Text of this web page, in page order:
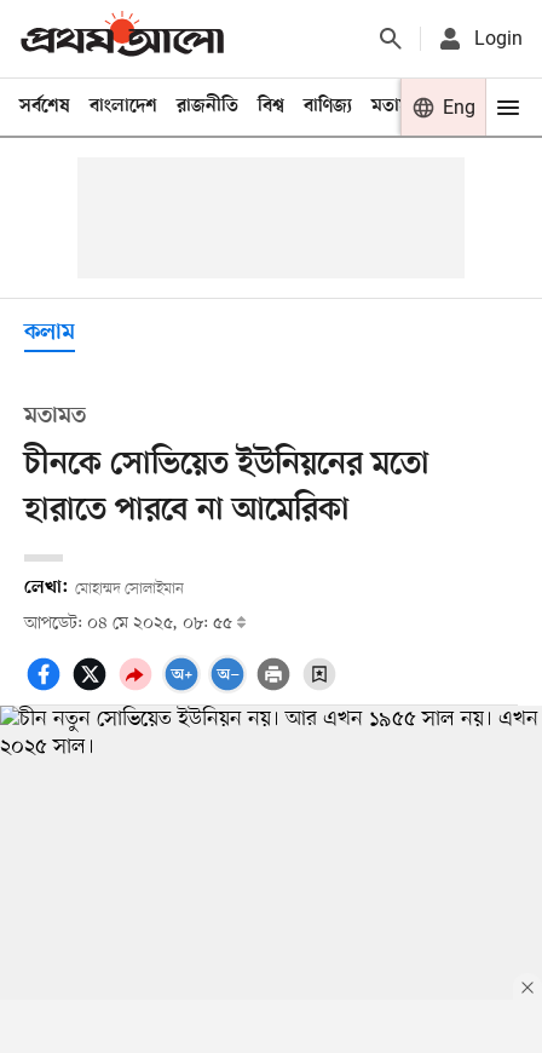
Login
সর্বশেষ বাংলাদেশ রাজনীতি বিশ্ব বাণিজ্য মতামত খেলা
Eng
কলাম
মতামত
চীনকে সোভিয়েত ইউনিয়নের মতো
হারাতে পারবে না আমেরিকা
লেখা: মোহাম্মদ সোলাইমান
আপডেট: ০৪ মে ২০২৫, ০৮: ৫৫